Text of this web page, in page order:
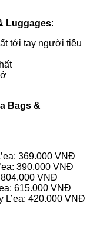
Luggages:
tới tay người tiêu
Bags &
369.000 VNĐ
390.000 VNĐ
804.000 VNĐ
615.000 VNĐ
L’ea: 420.000 VNĐ